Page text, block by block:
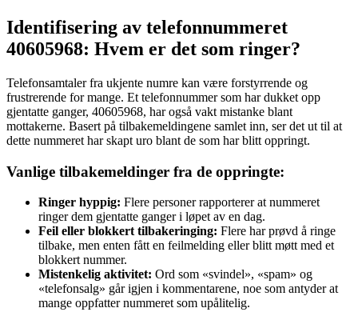
Identifisering av telefonnummeret
40605968: Hvem er det som ringer?
Telefonsamtaler fra ukjente numre kan være forstyrrende og
frustrerende for mange. Et telefonnummer som har dukket opp
gjentatte ganger, 40605968, har også vakt mistanke blant
mottakerne. Basert på tilbakemeldingene samlet inn, ser det ut til at
dette nummeret har skapt uro blant de som har blitt oppringt.
Vanlige tilbakemeldinger fra de oppringte:
Ringer hyppig: Flere personer rapporterer at nummeret
ringer dem gjentatte ganger i løpet av en dag.
Feil eller blokkert tilbakeringing: Flere har prøvd å ringe
tilbake, men enten fått en feilmelding eller blitt møtt med et
blokkert nummer.
Mistenkelig aktivitet: Ord som «svindel», «spam» og
«telefonsalg» går igjen i kommentarene, noe som antyder at
mange oppfatter nummeret som upålitelig.